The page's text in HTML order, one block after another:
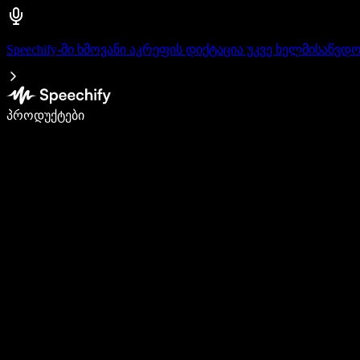
Speechify-ში ხმოვანი აკრეფის დიქტაცია უკვე
პროდუქტები
დაწერე 5-ჯერ სწრაფად ხმით კარნახით